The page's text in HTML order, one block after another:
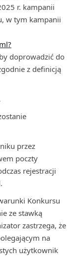
r. kampanii
w tym kampanii
doprowadzić do
z definicją
przez
poczty
rejestracji
Konkursu
ze stawką
zastrzega, że
na
użytkownik